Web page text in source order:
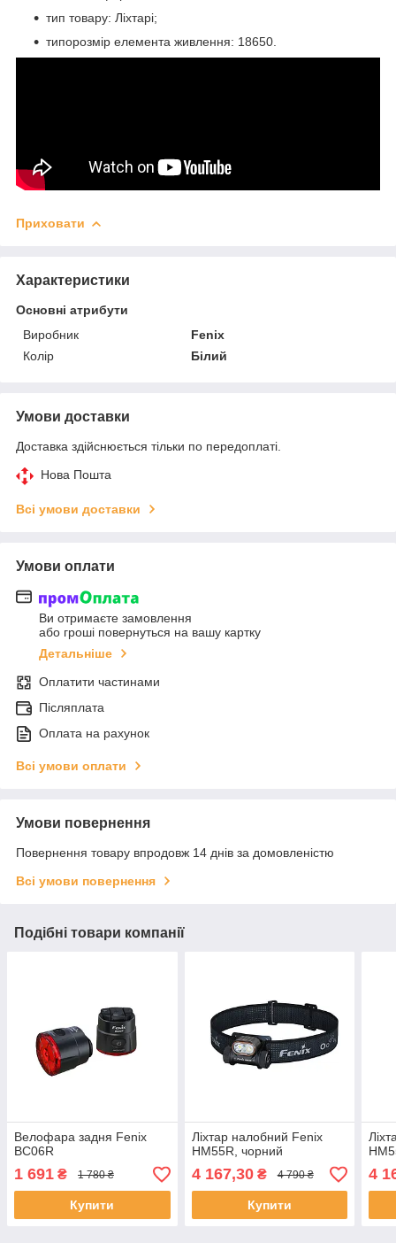
тип товару: Ліхтарі;
типорозмір елемента живлення: 18650.
Приховати
Характеристики
Основні атрибути
Виробник
Fenix
Колір
Білий
Умови доставки
Доставка здійснюється тільки по передоплаті.
Нова Пошта
Всі умови доставки
Умови оплати
Ви отримаєте замовлення
або гроші повернуться на вашу картку
Детальніше
Оплатити частинами
Післяплата
Оплата на рахунок
Всі умови оплати
Умови повернення
Повернення товару впродовж 14 днів за домовленістю
Всі умови повернення
Подібні товари компанії
Велофара задня Fenix
BC06R
1 691 ₴ 1 780 ₴
Купити
Ліхтар налобний Fenix
HM55R, чорний
4 167,30₴ 4 790 ₴
Купити
4